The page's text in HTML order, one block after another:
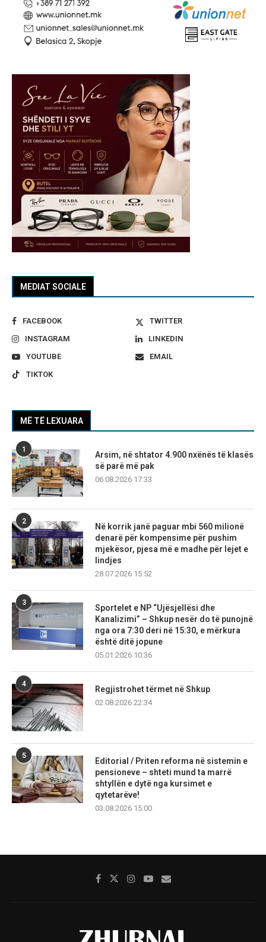
MEDIAT SOCIALE
FACEBOOK
TWITTER
INSTAGRAM
LINKEDIN
YOUTUBE
EMAIL
TIKTOK
MË TË LEXUARA
1
Arsim, në shtator 4.900 nxënës të klasës
së parë më pak
06.08.2026 17:33
2
Në korrik janë paguar mbi 560 milionë
denarë për kompensime për pushim
mjekësor, pjesa më e madhe për lejet e
lindjes
28.07.2026 15:52
3
Sportelet e NP “Ujësjellësi dhe
Kanalizimi” – Shkup nesër do të punojnë
nga ora 7:30 deri në 15:30, e mërkura
është ditë jopune
05.01.2026 10:36
4
Regjistrohet tërmet në Shkup
02.08.2026 22:34
5
Editorial / Priten reforma në sistemin e
pensioneve – shteti mund ta marrë
shtyllën e dytë nga kursimet e
qytetarëve!
03.08.2026 15:00